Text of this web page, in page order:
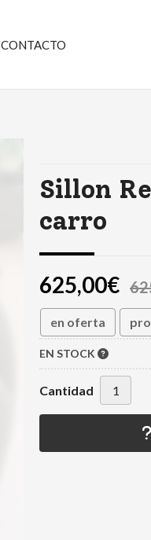
CONTACTO
Sillon
carro
625,00€
en oferta
EN STOCK
Cantidad